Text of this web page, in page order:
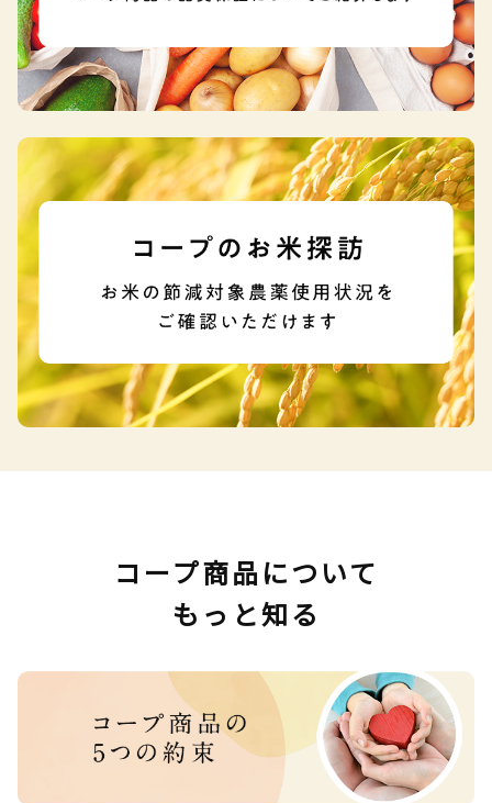
コープ商品について
もっと知る